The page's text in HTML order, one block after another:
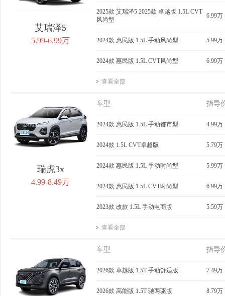
艾瑞泽5
5.99-6.99万
2025款 艾瑞泽5 2025款 卓越版 1.5L CVT
风尚型
6.99万
2024款 惠民版 1.5L 手动风尚型 5.99万
2024款 惠民版 1.5L CVT风尚型 6.99万
查看全部
瑞虎3x
4.99-8.49万
车型 指导
2024款 惠民版 1.5L 手动都市型 4.99万
2024款 1.5L CVT卓越版 5.79万
2024款 惠民版 1.5L 手动时尚型 5.99万
2024款 惠民版 1.5L CVT时尚型 6.99万
2023款 改款 1.5L 手动电商版 5.59万
查看全部
车型 指导
2026款 卓越版 1.5T 手动舒适版 7.49万
2026款 高能版 1.5T 驰两驱版 8.79万